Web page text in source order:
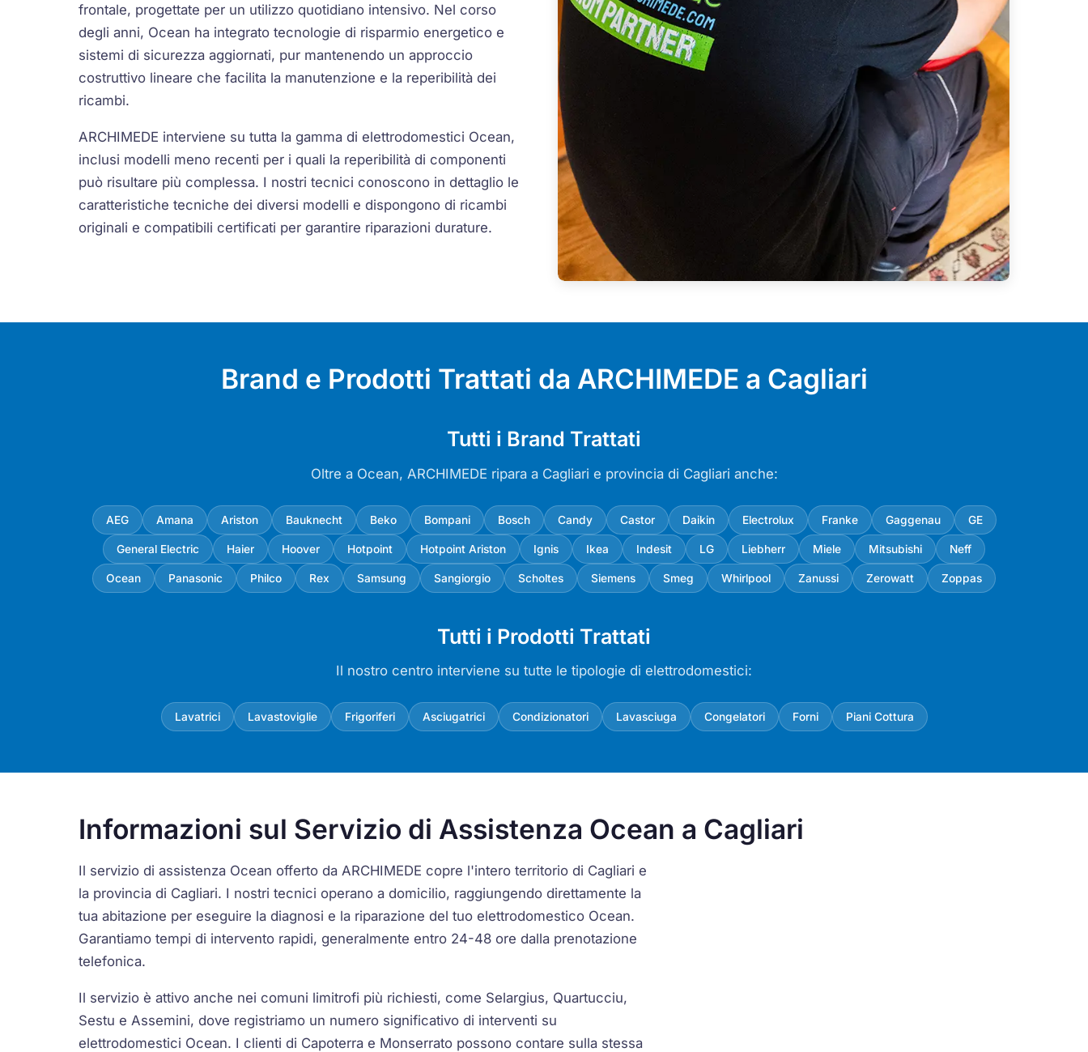
frontale, progettate per un utilizzo quotidiano intensivo. Nel corso
degli anni, Ocean ha integrato tecnologie di risparmio energetico e
sistemi di sicurezza aggiornati, pur mantenendo un approccio
costruttivo lineare che facilita la manutenzione e la reperibilità dei
ricambi.
ARCHIMEDE interviene su tutta la gamma di elettrodomestici Ocean,
inclusi modelli meno recenti per i quali la reperibilità di componenti
può risultare più complessa. I nostri tecnici conoscono in dettaglio le
caratteristiche tecniche dei diversi modelli e dispongono di ricambi
originali e compatibili certificati per garantire riparazioni durature.
Brand e Prodotti Trattati da ARCHIMEDE a Cagliari
Tutti i Brand Trattati
Oltre a Ocean, ARCHIMEDE ripara a Cagliari e provincia di Cagliari anche:
AEG Amana Ariston Bauknecht Beko Bompani Bosch Candy Castor Daikin Electrolux Franke Gaggenau GE
General Electric Haier Hoover Hotpoint Hotpoint Ariston Ignis Ikea Indesit LG Liebherr Miele Mitsubishi Neff
Ocean Panasonic Philco Rex Samsung Sangiorgio Scholtes Siemens Smeg Whirlpool Zanussi Zerowatt Zoppas
Tutti i Prodotti Trattati
Il nostro centro interviene su tutte le tipologie di elettrodomestici:
Lavatrici Lavastoviglie Frigoriferi Asciugatrici Condizionatori Lavasciuga Congelatori Forni Piani Cottura
Informazioni sul Servizio di Assistenza Ocean a Cagliari
Il servizio di assistenza Ocean offerto da ARCHIMEDE copre l'intero territorio di Cagliari e
la provincia di Cagliari. I nostri tecnici operano a domicilio, raggiungendo direttamente la
tua abitazione per eseguire la diagnosi e la riparazione del tuo elettrodomestico Ocean.
Garantiamo tempi di intervento rapidi, generalmente entro 24-48 ore dalla prenotazione
telefonica.
Il servizio è attivo anche nei comuni limitrofi più richiesti, come Selargius, Quartucciu,
Sestu e Assemini, dove registriamo un numero significativo di interventi su
elettrodomestici Ocean. I clienti di Capoterra e Monserrato possono contare sulla stessa